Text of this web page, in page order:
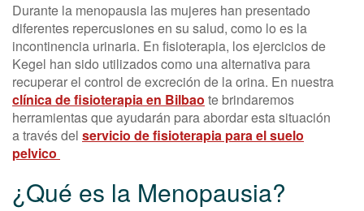
Durante la menopausia las mujeres han presentado
diferentes repercusiones en su salud, como lo es la
incontinencia urinaria. En fisioterapia, los ejercicios de
Kegel han sido utilizados como una alternativa para
recuperar el control de excreción de la orina. En nuestra
clínica de fisioterapia en Bilbao te brindaremos
herramientas que ayudarán para abordar esta situación
a través del servicio de fisioterapia para el suelo
pelvico
¿Qué es la Menopausia?